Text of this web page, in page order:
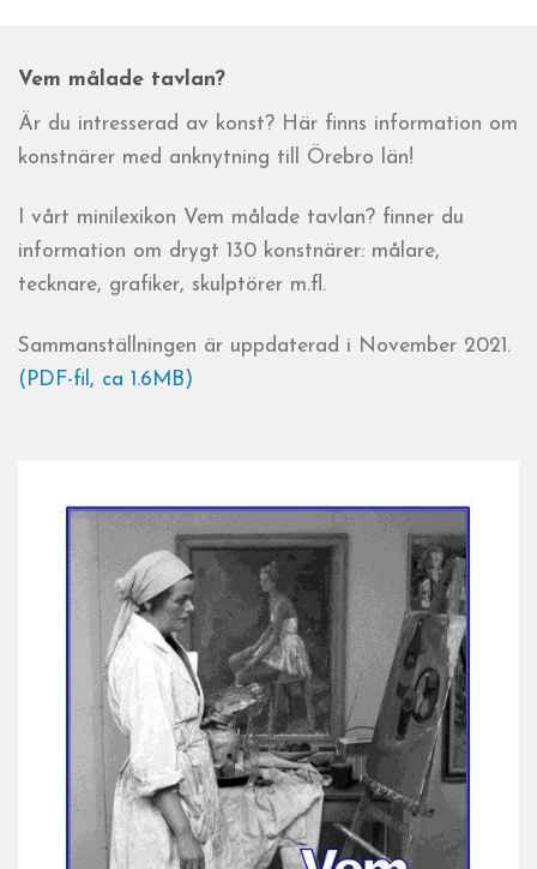
Vem målade tavlan?
Är du intresserad av konst? Här finns information om
konstnärer med anknytning till Örebro län!
I vårt minilexikon Vem målade tavlan? finner du
information om drygt 130 konstnärer: målare,
tecknare, grafiker, skulptörer m.fl.
Sammanställningen är uppdaterad i November 2021.
(PDF-fil, ca 1.6MB)